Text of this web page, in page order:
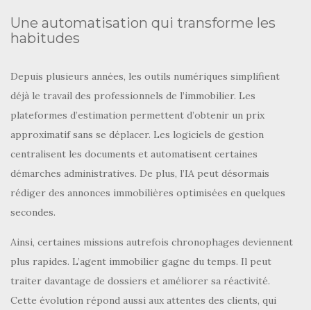
Une automatisation qui transforme les
habitudes
Depuis plusieurs années, les outils numériques simplifient
déjà le travail des professionnels de l’immobilier. Les
plateformes d’estimation permettent d’obtenir un prix
approximatif sans se déplacer. Les logiciels de gestion
centralisent les documents et automatisent certaines
démarches administratives. De plus, l’IA peut désormais
rédiger des annonces immobilières optimisées en quelques
secondes.
Ainsi, certaines missions autrefois chronophages deviennent
plus rapides. L’agent immobilier gagne du temps. Il peut
traiter davantage de dossiers et améliorer sa réactivité.
Cette évolution répond aussi aux attentes des clients, qui